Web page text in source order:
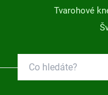
Tvarohové